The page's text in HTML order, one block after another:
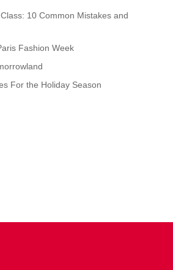
10 Common Mistakes and
Fashion Week
For the Holiday Season